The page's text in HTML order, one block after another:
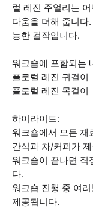
럴 레진 주얼리는
다움을 더해 줍니다
능한 걸작입니다.
워크숍에 포함되는
플로럴 레진 귀걸이
플로럴 레진 목걸이
하이라이트:
워크숍에서 모든 재
간식과 차/커피가
워크숍이 끝나면 직
다.
워크숍 진행 중 여
제공됩니다.